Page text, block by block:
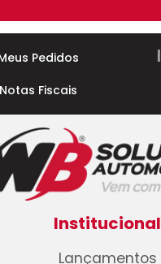
Pedidos
Notas Fiscais
Institucional
Lançamentos